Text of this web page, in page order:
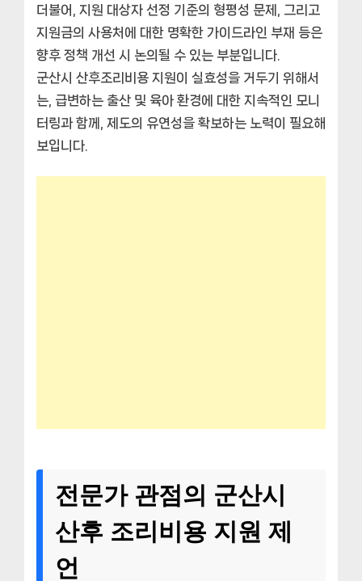
더불어, 지원 대상자 선정 기준의 형평성 문제, 그리고
지원금의 사용처에 대한 명확한 가이드라인 부재 등은
향후 정책 개선 시 논의될 수 있는 부분입니다.
군산시 산후조리비용 지원이 실효성을 거두기 위해서
는, 급변하는 출산 및 육아 환경에 대한 지속적인 모니
터링과 함께, 제도의 유연성을 확보하는 노력이 필요해
보입니다.
전문가 관점의 군산시
산후 조리비용 지원 제
언